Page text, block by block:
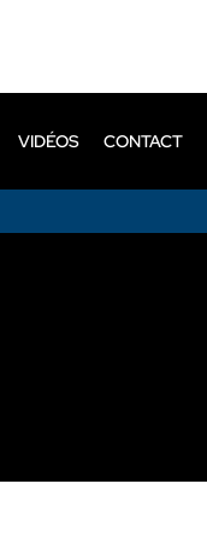
VIDÉOS CONTACT